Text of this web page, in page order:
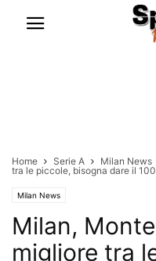
Home Serie A Milan News
tra le piccole, bisogna dare il
Milan News
Milan,
migliore tra